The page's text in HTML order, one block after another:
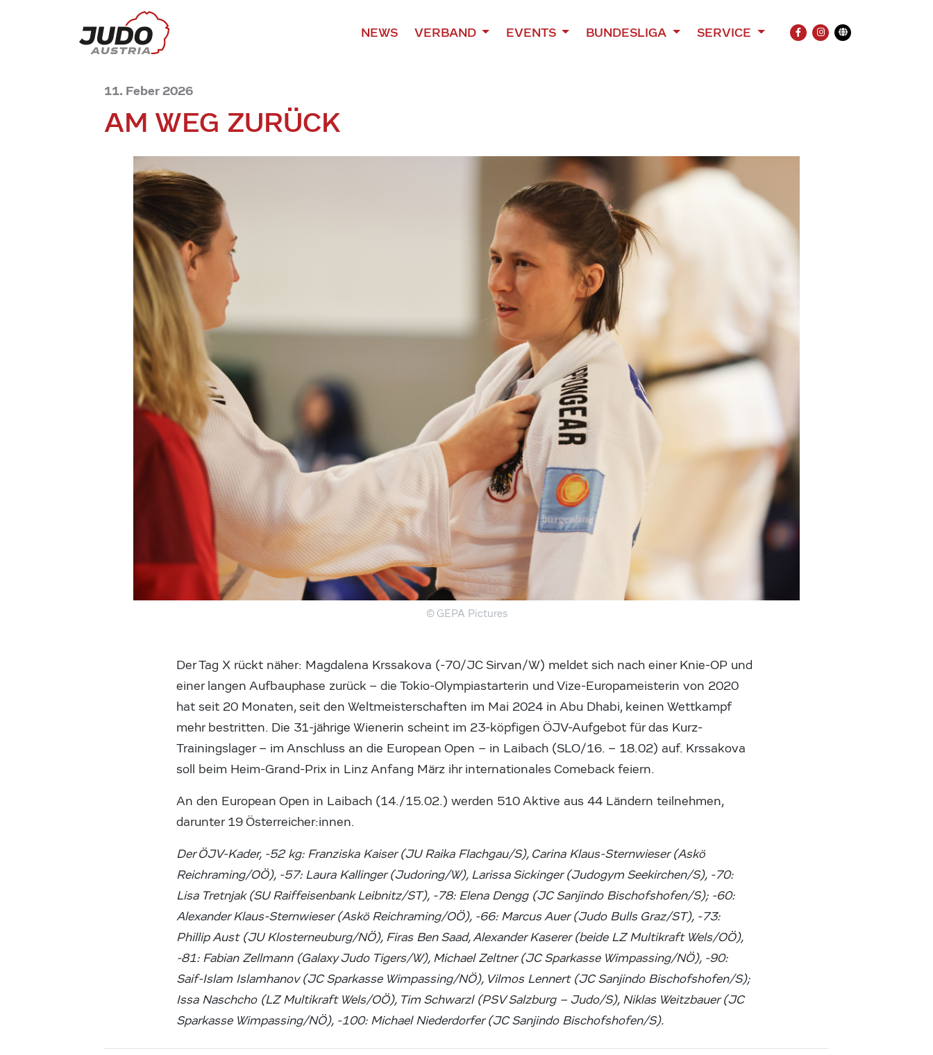
NEWS VERBAND EVENTS BUNDESLIGA SERVICE
FACEBOOK
INSTAGRAM
Übersetzung
11. Feber 2026
AM WEG ZURÜCK
© GEPA Pictures
Der Tag X rückt näher: Magdalena Krssakova (-70/JC Sirvan/W) meldet sich nach einer Knie-OP und
einer langen Aufbauphase zurück – die Tokio-Olympiastarterin und Vize-Europameisterin von 2020
hat seit 20 Monaten, seit den Weltmeisterschaften im Mai 2024 in Abu Dhabi, keinen Wettkampf
mehr bestritten. Die 31-jährige Wienerin scheint im 23-köpfigen ÖJV-Aufgebot für das Kurz-
Trainingslager – im Anschluss an die European Open – in Laibach (SLO/16. – 18.02) auf. Krssakova
soll beim Heim-Grand-Prix in Linz Anfang März ihr internationales Comeback feiern.
An den European Open in Laibach (14./15.02.) werden 510 Aktive aus 44 Ländern teilnehmen,
darunter 19 Österreicher:innen.
Der ÖJV-Kader, -52 kg: Franziska Kaiser (JU Raika Flachgau/S), Carina Klaus-Sternwieser (Askö
Reichraming/OÖ), -57: Laura Kallinger (Judoring/W), Larissa Sickinger (Judogym Seekirchen/S), -70:
Lisa Tretnjak (SU Raiffeisenbank Leibnitz/ST), -78: Elena Dengg (JC Sanjindo Bischofshofen/S); -60:
Alexander Klaus-Sternwieser (Askö Reichraming/OÖ), -66: Marcus Auer (Judo Bulls Graz/ST), -73:
Phillip Aust (JU Klosterneuburg/NÖ), Firas Ben Saad, Alexander Kaserer (beide LZ Multikraft Wels/OÖ),
-81: Fabian Zellmann (Galaxy Judo Tigers/W), Michael Zeltner (JC Sparkasse Wimpassing/NÖ), -90:
Saif-Islam Islamhanov (JC Sparkasse Wimpassing/NÖ), Vilmos Lennert (JC Sanjindo Bischofshofen/S);
Issa Naschcho (LZ Multikraft Wels/OÖ), Tim Schwarzl (PSV Salzburg – Judo/S), Niklas Weitzbauer (JC
Sparkasse Wimpassing/NÖ), -100: Michael Niederdorfer (JC Sanjindo Bischofshofen/S).